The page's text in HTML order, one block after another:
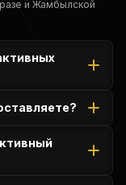
и Жамбылской
сборку
Maxon и
отгрузки в